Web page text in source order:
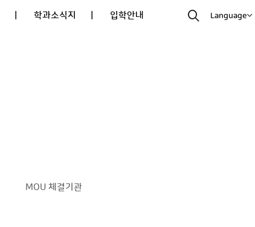
| 학과소식지 | 입학안내 Language
MOU 체결기관